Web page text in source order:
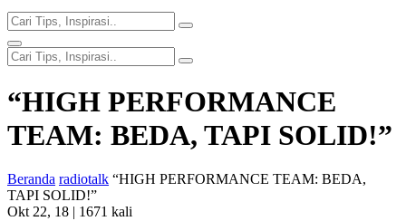
“HIGH PERFORMANCE
TEAM: BEDA, TAPI SOLID!”
Beranda radiotalk “HIGH PERFORMANCE TEAM: BEDA,
TAPI SOLID!”
Okt 22, 18 | 1671 kali